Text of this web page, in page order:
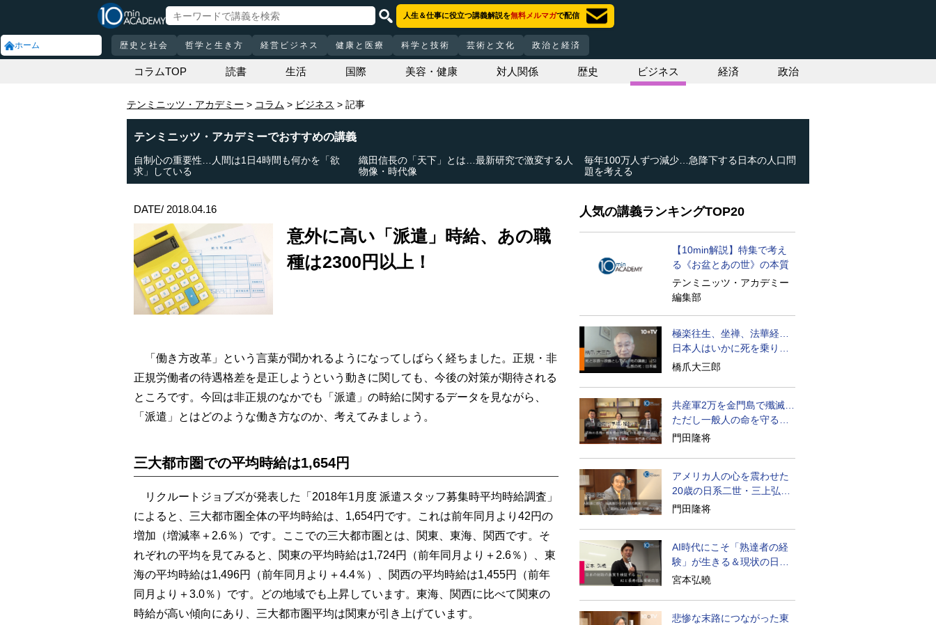
ホーム
人生＆仕事に役立つ講義解説を無料メルマガで配信
歴史と社会 哲学と生き方 経営ビジネス 健康と医療 科学と技術 芸術と文化 政治と経済
コラムTOP 読書 生活 国際 美容・健康 対人関係 歴史 ビジネス 経済 政治
テンミニッツ・アカデミー コラム ビジネス 記事
テンミニッツ・アカデミーでおすすめの講義
自制心の重要性…人間は1日4時間も何かを「欲
求」している
織田信長の「天下」とは…最新研究で激変する人
物像・時代像
毎年100万人ずつ減少…急降下する日本の人口問
題を考える
DATE/ 2018.04.16
意外に高い「派遣」時給、あの職
種は2300円以上！
「働き方改革」という言葉が聞かれるようになってしばらく経ちました。正規・非
正規労働者の待遇格差を是正しようという動きに関しても、今後の対策が期待される
ところです。今回は非正規のなかでも「派遣」の時給に関するデータを見ながら、
「派遣」とはどのような働き方なのか、考えてみましょう。
三大都市圏での平均時給は1,654円
リクルートジョブズが発表した「2018年1月度 派遣スタッフ募集時平均時給調査」
によると、三大都市圏全体の平均時給は、1,654円です。これは前年同月より42円の
増加（増減率＋2.6％）です。ここでの三大都市圏とは、関東、東海、関西です。そ
れぞれの平均を見てみると、関東の平均時給は1,724円（前年同月より＋2.6％）、東
海の平均時給は1,496円（前年同月より＋4.4％）、関西の平均時給は1,455円（前年
同月より＋3.0％）です。どの地域でも上昇しています。東海、関西に比べて関東の
時給が高い傾向にあり、三大都市圏平均は関東が引き上げています。
人気の講義ランキングTOP20
【10min解説】特集で考え
る《お盆とあの世》の本質
テンミニッツ・アカデミー
編集部
極楽往生、坐禅、法華経…
日本人はいかに死を乗り越
えるか
橋爪大三郎
共産軍2万を金門島で殲滅…
ただし一般人の命を守る軍
人の本義を重視
門田隆将
アメリカ人の心を震わせた
20歳の日系二世・三上弘文
の翻訳
門田隆将
AI時代にこそ「熟達者の経
験」が生きる＆現状の日本
経済の実情は
宮本弘曉
悲惨な末路につながった東